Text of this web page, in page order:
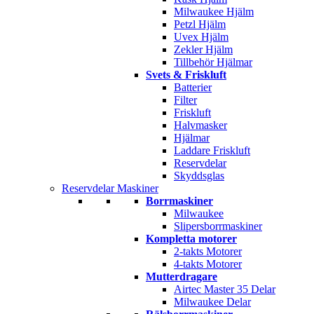
Milwaukee Hjälm
Petzl Hjälm
Uvex Hjälm
Zekler Hjälm
Tillbehör Hjälmar
Svets & Friskluft
Batterier
Filter
Friskluft
Halvmasker
Hjälmar
Laddare Friskluft
Reservdelar
Skyddsglas
Reservdelar Maskiner
Borrmaskiner
Milwaukee
Slipersborrmaskiner
Kompletta motorer
2-takts Motorer
4-takts Motorer
Mutterdragare
Airtec Master 35 Delar
Milwaukee Delar